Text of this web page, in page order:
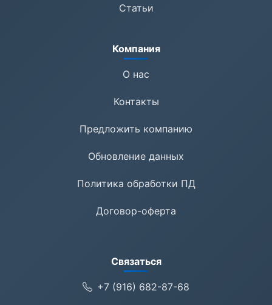
Статьи
Компания
О нас
Контакты
Предложить компанию
Обновление данных
Политика обработки ПД
Договор-оферта
Связаться
+7 (916) 682-87-68